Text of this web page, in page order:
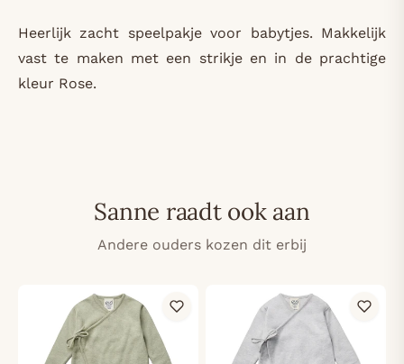
Heerlijk zacht speelpakje voor babytjes. Makkelijk
vast te maken met een strikje en in de prachtige
kleur Rose.
Sanne raadt ook aan
Andere ouders kozen dit erbij